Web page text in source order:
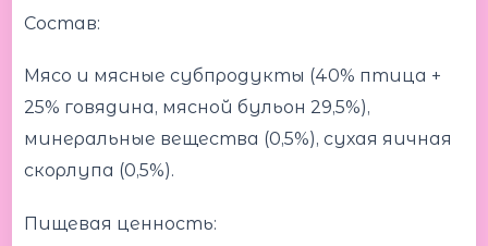
Состав:
Мясо и мясные субпродукты (40% птица +
25% говядина, мясной бульон 29,5%),
минеральные вещества (0,5%), сухая яичная
скорлупа (0,5%).
Пищевая ценность: